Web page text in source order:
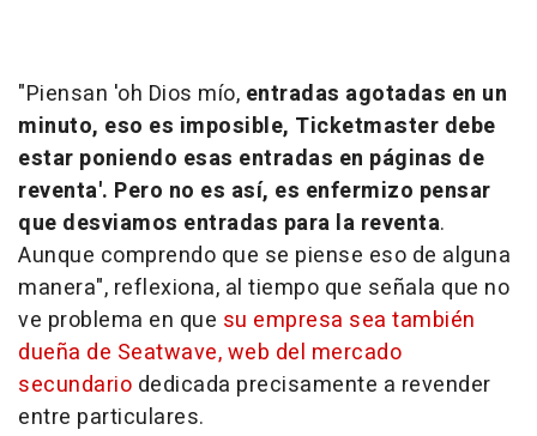
"Piensan 'oh Dios mío, entradas agotadas en un
minuto, eso es imposible, Ticketmaster debe
estar poniendo esas entradas en páginas de
reventa'. Pero no es así, es enfermizo pensar
que desviamos entradas para la reventa.
Aunque comprendo que se piense eso de alguna
manera", reflexiona, al tiempo que señala que no
ve problema en que su empresa sea también
dueña de Seatwave, web del mercado
secundario dedicada precisamente a revender
entre particulares.